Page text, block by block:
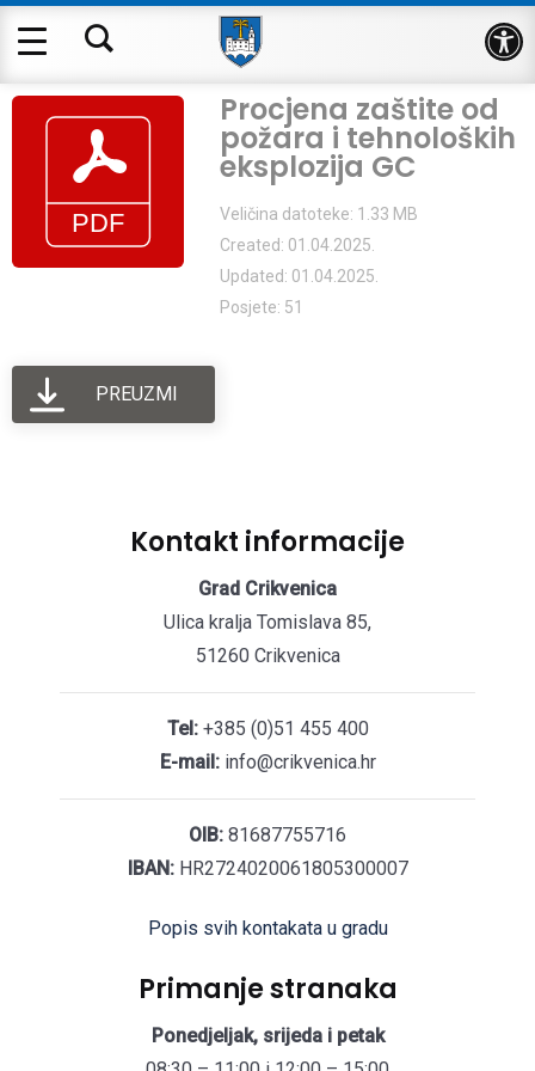
Procjena zaštite od
požara i tehnoloških
eksplozija GC
Veličina datoteke: 1.33 MB
Created: 01.04.2025.
Updated: 01.04.2025.
Posjete: 51
PREUZMI
Kontakt informacije
Grad Crikvenica
Ulica kralja Tomislava 85,
51260 Crikvenica
Tel:+385 (0)51 455 400
E-mail:info@crikvenica.hr
OIB: 81687755716
IBAN:HR2724020061805300007
Popis svih kontakata u gradu
Primanje stranaka
Ponedjeljak, srijeda i petak